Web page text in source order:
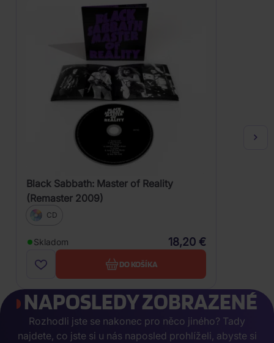
Black Sabbath: Master of Reality
(Remaster 2009)
CD
Skladom 18,20 €
DO KOŠÍKA
NAPOSLEDY ZOBRAZENÉ
Rozhodli jste se nakonec pro něco jiného? Tady
najdete, co jste si u nás naposled prohlíželi, abyste si